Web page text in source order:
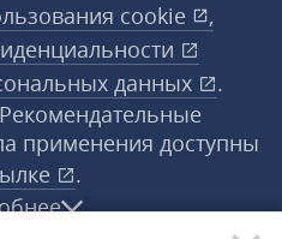
cookie
,
данных
.
применения доступны
.